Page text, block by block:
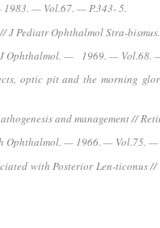
1983. — Vol.67. — P.343- 5.
J Pediatr Ophthalmol Stra-
J Ophthalmol. — 1969. — Vol.68.
optic pit and the morning
and management //
Ophthalmol. — 1966. — Vol.75. —
with Posterior Len-